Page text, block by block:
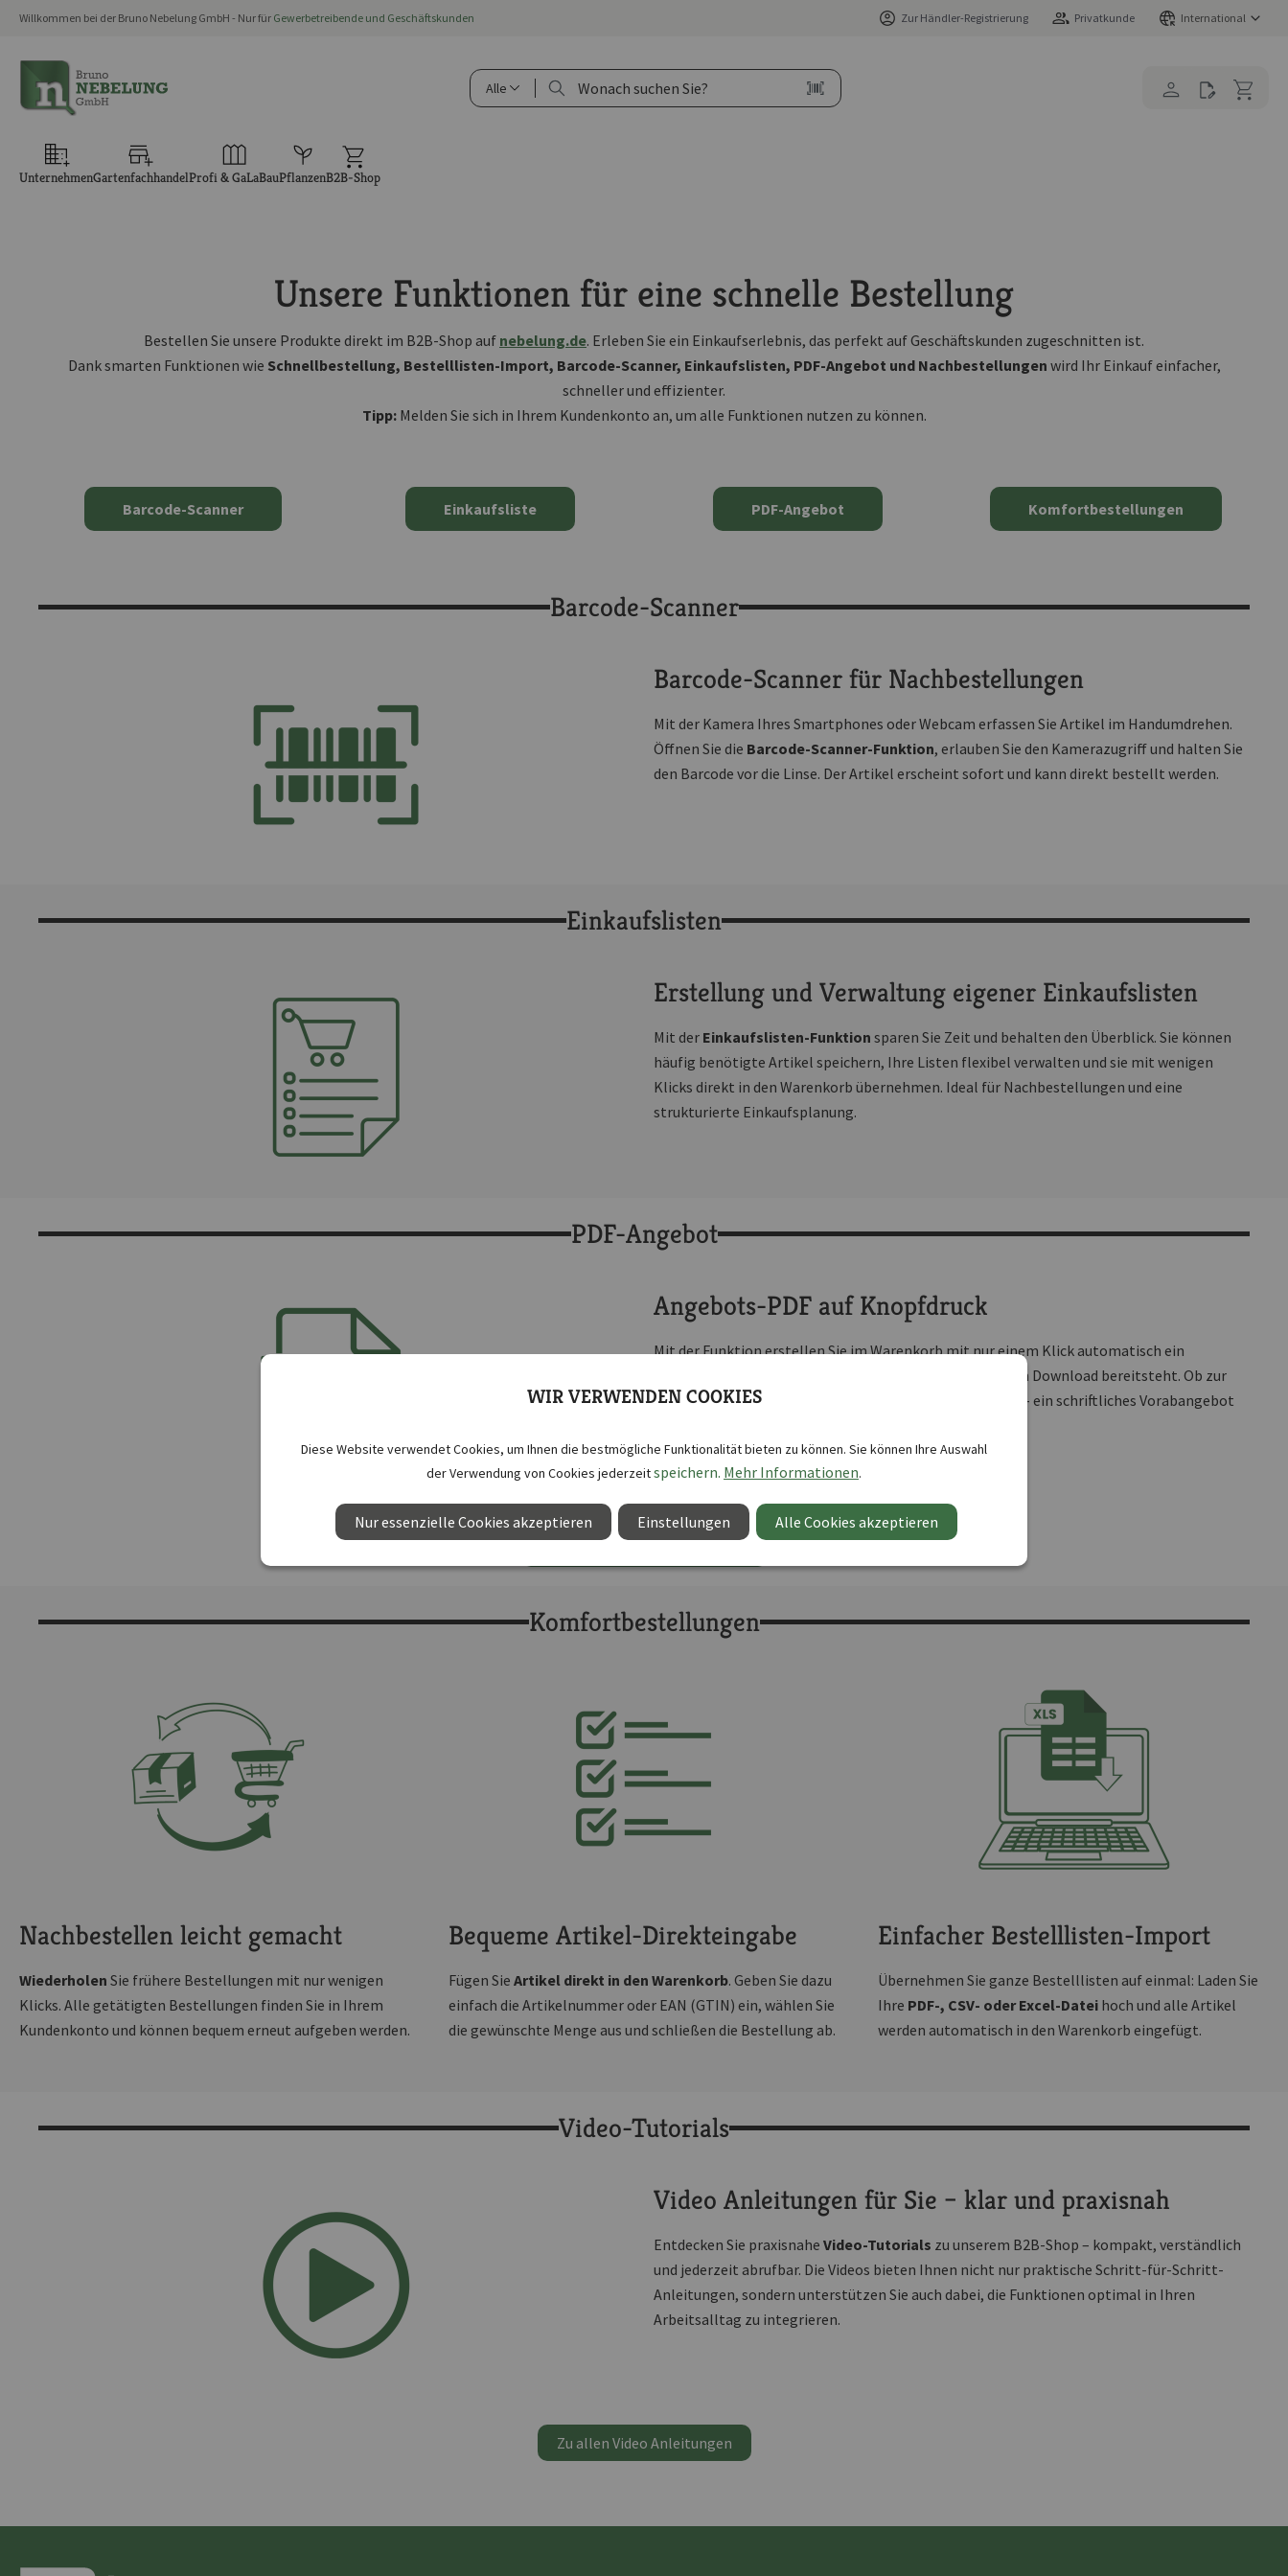
Zur Hauptnavigation springen
Willkommen bei der Bruno Nebelung GmbH - Nur für Gewerbetreibende und Geschäftskunden Zur Händler-Registrierung Privatkunde International
UnternehmenGartenfachhandelProfi & GaLaBauPflanzenB2B-Shop
Alle
Unsere Funktionen für eine schnelle Bestellung
Bestellen Sie unsere Produkte direkt im B2B-Shop auf nebelung.de. Erleben Sie ein Einkaufserlebnis, das perfekt auf Geschäftskunden zugeschnitten ist.
Dank smarten Funktionen wie Schnellbestellung, Bestelllisten-Import, Barcode-Scanner, Einkaufslisten, PDF-Angebot und Nachbestellungen wird Ihr Einkauf einfacher,
schneller und effizienter.
Tipp:Melden Sie sich in Ihrem Kundenkonto an, um alle Funktionen nutzen zu können.
Barcode-Scanner Einkaufsliste PDF-Angebot Komfortbestellungen
Barcode-Scanner
Barcode-Scanner für Nachbestellungen
Mit der Kamera Ihres Smartphones oder Webcam erfassen Sie Artikel im Handumdrehen.
Öffnen Sie die Barcode-Scanner-Funktion, erlauben Sie den Kamerazugriff und halten Sie
den Barcode vor die Linse. Der Artikel erscheint sofort und kann direkt bestellt werden.
Einkaufslisten
Erstellung und Verwaltung eigener Einkaufslisten
Mit der Einkaufslisten-Funktion sparen Sie Zeit und behalten den Überblick. Sie können
häufig benötigte Artikel speichern, Ihre Listen flexibel verwalten und sie mit wenigen
Klicks direkt in den Warenkorb übernehmen. Ideal für Nachbestellungen und eine
strukturierte Einkaufsplanung.
PDF-Angebot
Angebots-PDF auf Knopfdruck
Mit der Funktion erstellen Sie im Warenkorb mit nur einem Klick automatisch ein
, das direkt zum Download bereitsteht. Ob zur
internen Abstimmung oder als Entscheidungsgrundlage - ein schriftliches Vorabangebot
Komfortbestellungen
Nachbestellen leicht gemacht
Wiederholen Sie frühere Bestellungen mit nur wenigen
Klicks. Alle getätigten Bestellungen finden Sie in Ihrem
Kundenkonto und können bequem erneut aufgeben werden.
Bequeme Artikel-Direkteingabe
Fügen Sie Artikel direkt in den Warenkorb. Geben Sie dazu
einfach die Artikelnummer oder EAN (GTIN) ein, wählen Sie
die gewünschte Menge aus und schließen die Bestellung ab.
Einfacher Bestelllisten-Import
Übernehmen Sie ganze Bestelllisten auf einmal: Laden Sie
Ihre PDF-, CSV- oder Excel-Datei hoch und alle Artikel
werden automatisch in den Warenkorb eingefügt.
Video-Tutorials
Video Anleitungen für Sie – klar und praxisnah
Entdecken Sie praxisnahe Video-Tutorials zu unserem B2B-Shop – kompakt, verständlich
und jederzeit abrufbar. Die Videos bieten Ihnen nicht nur praktische Schritt-für-Schritt-
Anleitungen, sondern unterstützen Sie auch dabei, die Funktionen optimal in Ihren
Arbeitsalltag zu integrieren.
Zu allen Video Anleitungen
WIR VERWENDEN COOKIES
Diese Website verwendet Cookies, um Ihnen die bestmögliche Funktionalität bieten zu können. Sie können Ihre Auswahl
der Verwendung von Cookies jederzeitspeichern. Mehr Informationen.
Nur essenzielle Cookies akzeptieren Einstellungen Alle Cookies akzeptieren